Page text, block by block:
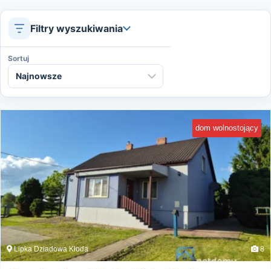
Filtry wyszukiwania
Sortuj
dom wolnostojący
Lipka Dziadowa Kłoda 8